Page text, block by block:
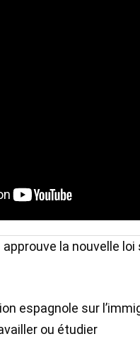
la nouvelle loi
espagnole sur
ou étudier